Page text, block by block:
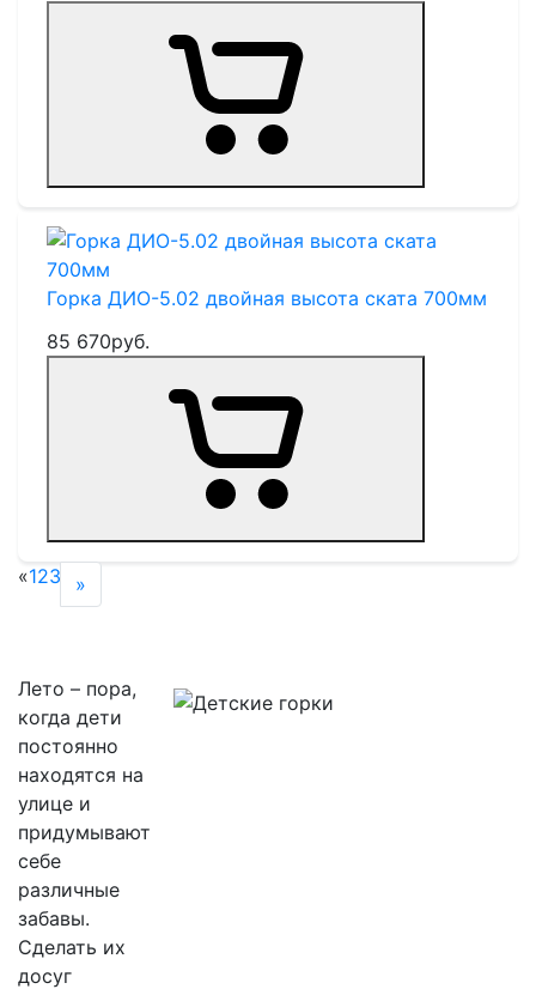
Горка ДИО-5.02 двойная высота ската 700мм
85 670руб.
«123 »
Лето – пора,
когда дети
постоянно
находятся на
улице и
придумывают
себе
различные
забавы.
Сделать их
досуг